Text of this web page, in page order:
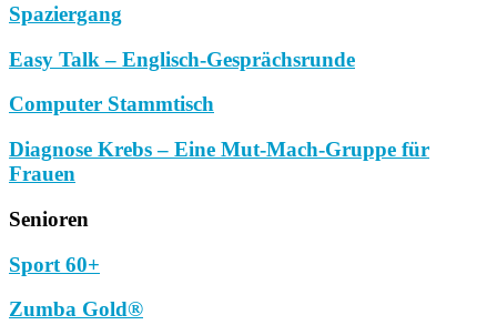
Spaziergang
Easy Talk – Englisch-Gesprächsrunde
Computer Stammtisch
Diagnose Krebs – Eine Mut-Mach-Gruppe für
Frauen
Senioren
Sport 60+
Zumba Gold®